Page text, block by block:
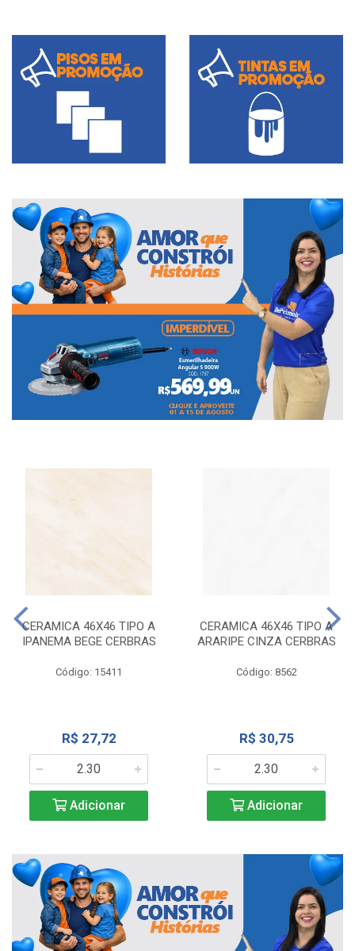
CERAMICA 46X46 TIPO A
IPANEMA BEGE CERBRAS
Código: 15411
R$ 27,72
Adicionar
CERAMICA 46X46 TIPO A
ARARIPE CINZA CERBRAS
Código: 8562
R$ 30,75
Adicionar